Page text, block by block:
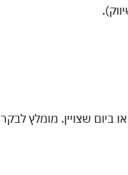
ביום שצויין. מומלץ לבקר